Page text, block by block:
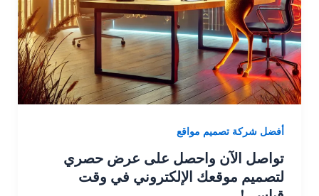
أفضل شركة تصميم مواقع
تواصل الآن واحصل على عرض حصري
لتصميم موقعك الإلكتروني في وقت